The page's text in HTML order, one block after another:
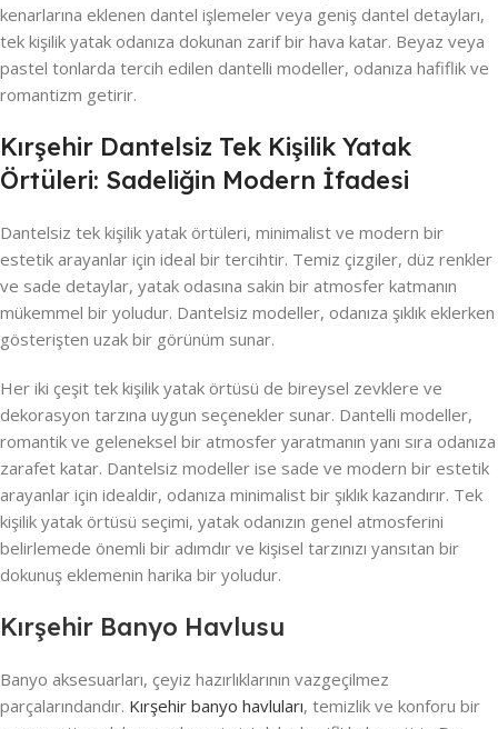
kenarlarına eklenen dantel işlemeler veya geniş dantel detayları,
tek kişilik yatak odanıza dokunan zarif bir hava katar. Beyaz veya
pastel tonlarda tercih edilen dantelli modeller, odanıza hafiflik ve
romantizm getirir.
Kırşehir Dantelsiz Tek Kişilik Yatak
Örtüleri: Sadeliğin Modern İfadesi
Dantelsiz tek kişilik yatak örtüleri, minimalist ve modern bir
estetik arayanlar için ideal bir tercihtir. Temiz çizgiler, düz renkler
ve sade detaylar, yatak odasına sakin bir atmosfer katmanın
mükemmel bir yoludur. Dantelsiz modeller, odanıza şıklık eklerken
gösterişten uzak bir görünüm sunar.
Her iki çeşit tek kişilik yatak örtüsü de bireysel zevklere ve
dekorasyon tarzına uygun seçenekler sunar. Dantelli modeller,
romantik ve geleneksel bir atmosfer yaratmanın yanı sıra odanıza
zarafet katar. Dantelsiz modeller ise sade ve modern bir estetik
arayanlar için idealdir, odanıza minimalist bir şıklık kazandırır. Tek
kişilik yatak örtüsü seçimi, yatak odanızın genel atmosferini
belirlemede önemli bir adımdır ve kişisel tarzınızı yansıtan bir
dokunuş eklemenin harika bir yoludur.
Kırşehir Banyo Havlusu
Banyo aksesuarları, çeyiz hazırlıklarının vazgeçilmez
parçalarındandır. Kırşehir banyo havluları, temizlik ve konforu bir